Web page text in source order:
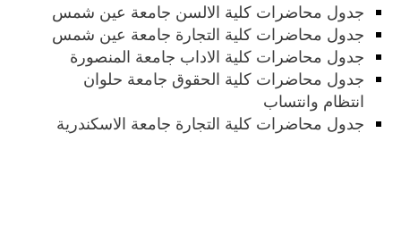
جدول محاضرات كلية الالسن جامعة عين شمس
جدول محاضرات كلية التجارة جامعة عين شمس
جدول محاضرات كلية الاداب جامعة المنصورة
جدول محاضرات كلية الحقوق جامعة حلوان
انتظام وانتساب
جدول محاضرات كلية التجارة جامعة الاسكندرية